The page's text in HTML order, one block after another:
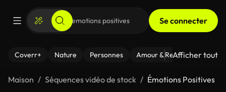
Se connecter
Coverr+ Nature Personnes Amour & Relations Le
Afficher tout
Maison Séquences vidéo de stock Émotions Positives